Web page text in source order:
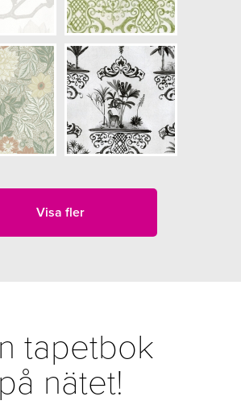
Visa fler
tapetbok
på nätet!